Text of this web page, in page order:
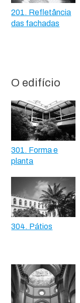
201. Refletância
das fachadas
O edifício
301. Forma e
planta
304. Pátios